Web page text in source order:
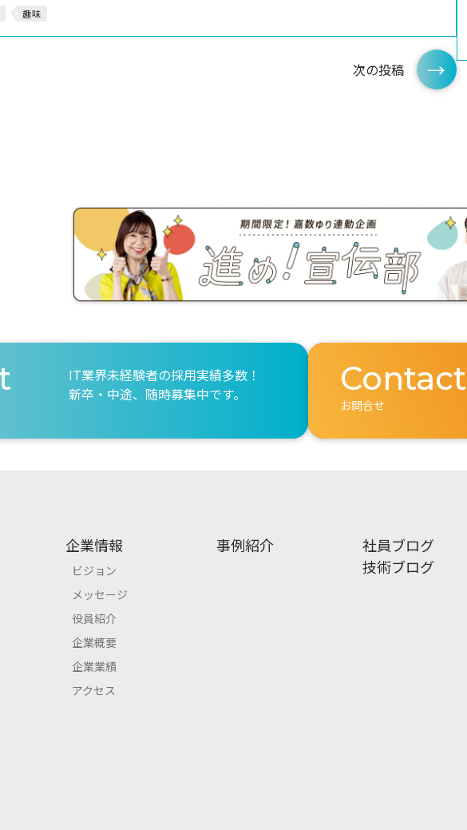
趣味
次の投稿
IT業界未経験者の採用実績多数！
新卒・中途、随時募集中です。
Contact
お問合せ
企業情報
ビジョン
メッセージ
役員紹介
企業概要
企業業績
アクセス
事例紹介
社員ブログ
技術ブログ